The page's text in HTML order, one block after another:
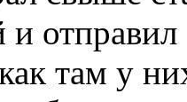
и
там у